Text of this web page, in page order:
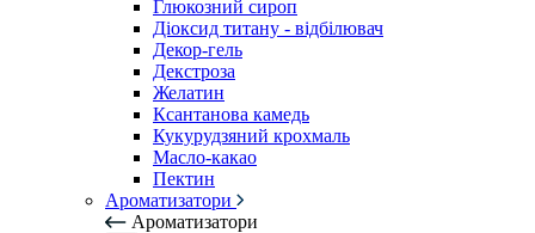
Глюкозний сироп
Діоксид титану - відбілювач
Декор-гель
Декстроза
Желатин
Ксантанова камедь
Кукурудзяний крохмаль
Масло-какао
Пектин
Ароматизатори
Ароматизатори